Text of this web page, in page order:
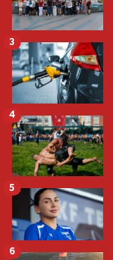
3
4
5
6